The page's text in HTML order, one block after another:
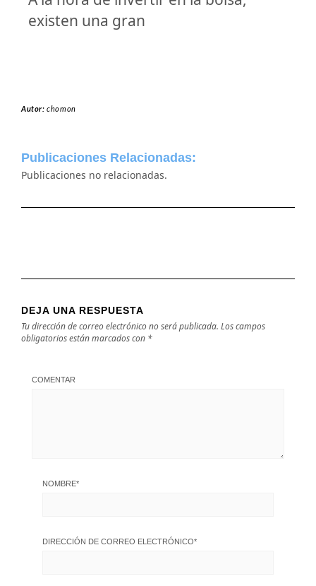
existen una gran
Autor:chomon
Publicaciones Relacionadas:
Publicaciones no relacionadas.
DEJA UNA RESPUESTA
Tu dirección de correo electrónico no será publicada. Los campos
obligatorios están marcados con *
COMENTAR
NOMBRE*
DIRECCIÓN DE CORREO ELECTRÓNICO*